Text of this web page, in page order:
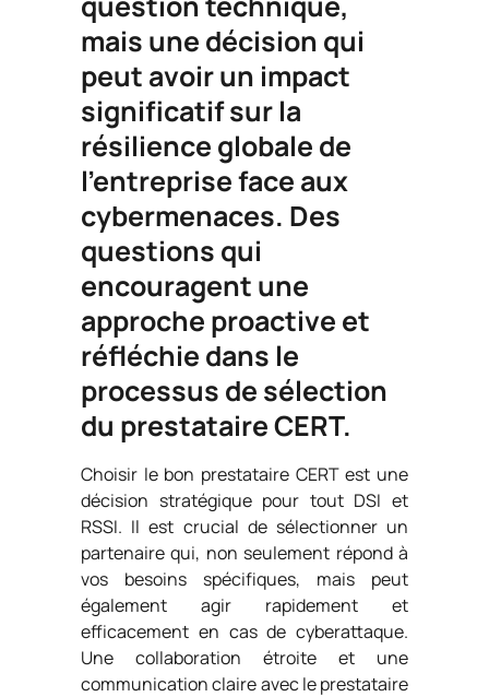
mais une décision qui
peut avoir un impact
significatif sur la
résilience globale de
l’entreprise face aux
cybermenaces. Des
questions qui
encouragent une
approche proactive et
réfléchie dans le
processus de sélection
du prestataire CERT.
Choisir le bon prestataire CERT est une
décision stratégique pour tout DSI et
RSSI. Il est crucial de sélectionner un
partenaire qui, non seulement répond à
vos besoins spécifiques, mais peut
également agir rapidement et
efficacement en cas de cyberattaque.
Une collaboration étroite et une
communication claire avec le prestataire